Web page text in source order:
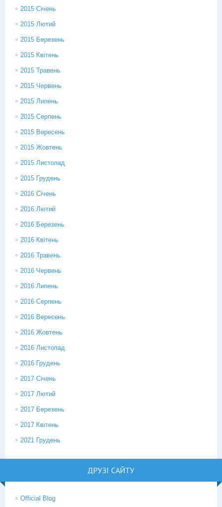
2015 Січень
2015 Лютий
2015 Березень
2015 Квітень
2015 Травень
2015 Червень
2015 Липень
2015 Серпень
2015 Вересень
2015 Жовтень
2015 Листопад
2015 Грудень
2016 Січень
2016 Лютий
2016 Березень
2016 Квітень
2016 Травень
2016 Червень
2016 Липень
2016 Серпень
2016 Вересень
2016 Жовтень
2016 Листопад
2016 Грудень
2017 Січень
2017 Лютий
2017 Березень
2017 Квітень
2021 Грудень
ДРУЗІ САЙТУ
Official Blog